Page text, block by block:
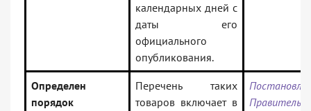
календарных дней с
даты его
официального
опубликования.
Определен
порядок
Перечень таких
товаров включает в